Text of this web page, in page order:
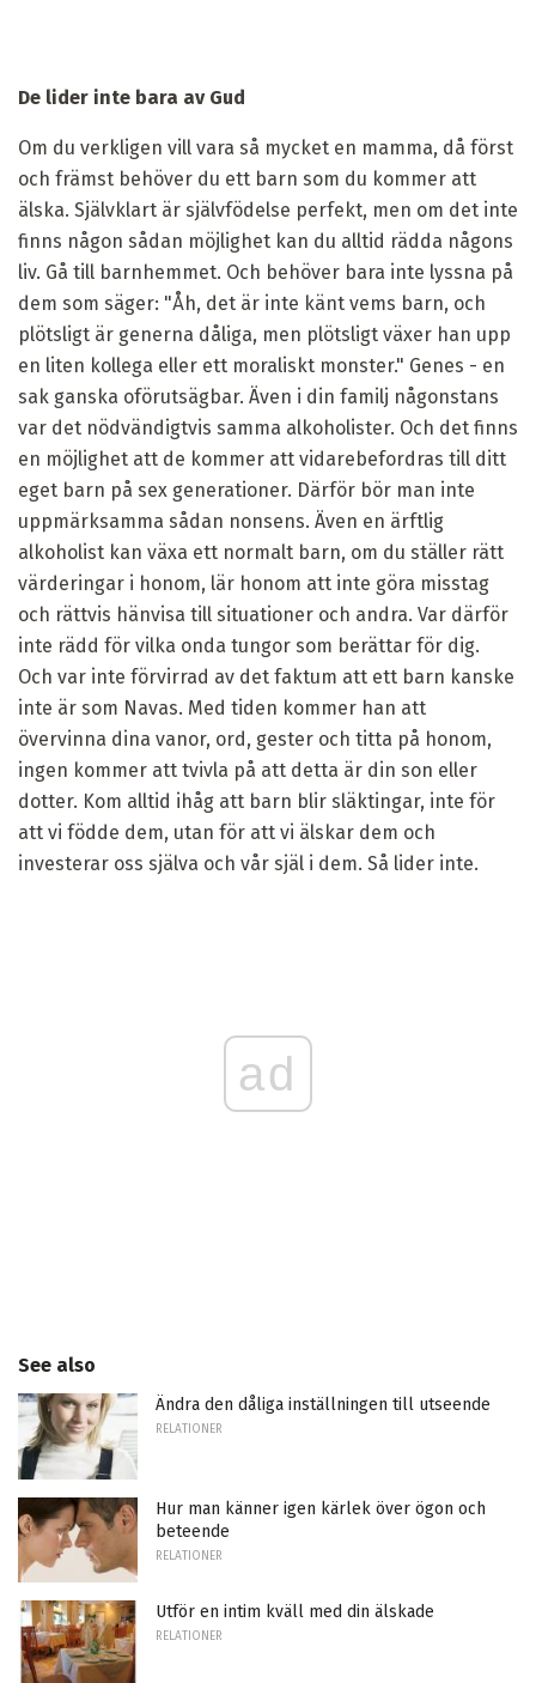
De lider inte bara av Gud
Om du verkligen vill vara så mycket en mamma, då först
och främst behöver du ett barn som du kommer att
älska. Självklart är självfödelse perfekt, men om det inte
finns någon sådan möjlighet kan du alltid rädda någons
liv. Gå till barnhemmet. Och behöver bara inte lyssna på
dem som säger: "Åh, det är inte känt vems barn, och
plötsligt är generna dåliga, men plötsligt växer han upp
en liten kollega eller ett moraliskt monster." Genes - en
sak ganska oförutsägbar. Även i din familj någonstans
var det nödvändigtvis samma alkoholister. Och det finns
en möjlighet att de kommer att vidarebefordras till ditt
eget barn på sex generationer. Därför bör man inte
uppmärksamma sådan nonsens. Även en ärftlig
alkoholist kan växa ett normalt barn, om du ställer rätt
värderingar i honom, lär honom att inte göra misstag
och rättvis hänvisa till situationer och andra. Var därför
inte rädd för vilka onda tungor som berättar för dig.
Och var inte förvirrad av det faktum att ett barn kanske
inte är som Navas. Med tiden kommer han att
övervinna dina vanor, ord, gester och titta på honom,
ingen kommer att tvivla på att detta är din son eller
dotter. Kom alltid ihåg att barn blir släktingar, inte för
att vi födde dem, utan för att vi älskar dem och
investerar oss själva och vår själ i dem. Så lider inte.
ad
See also
Ändra den dåliga inställningen till utseende
RELATIONER
Hur man känner igen kärlek över ögon och
beteende
RELATIONER
Utför en intim kväll med din älskade
RELATIONER